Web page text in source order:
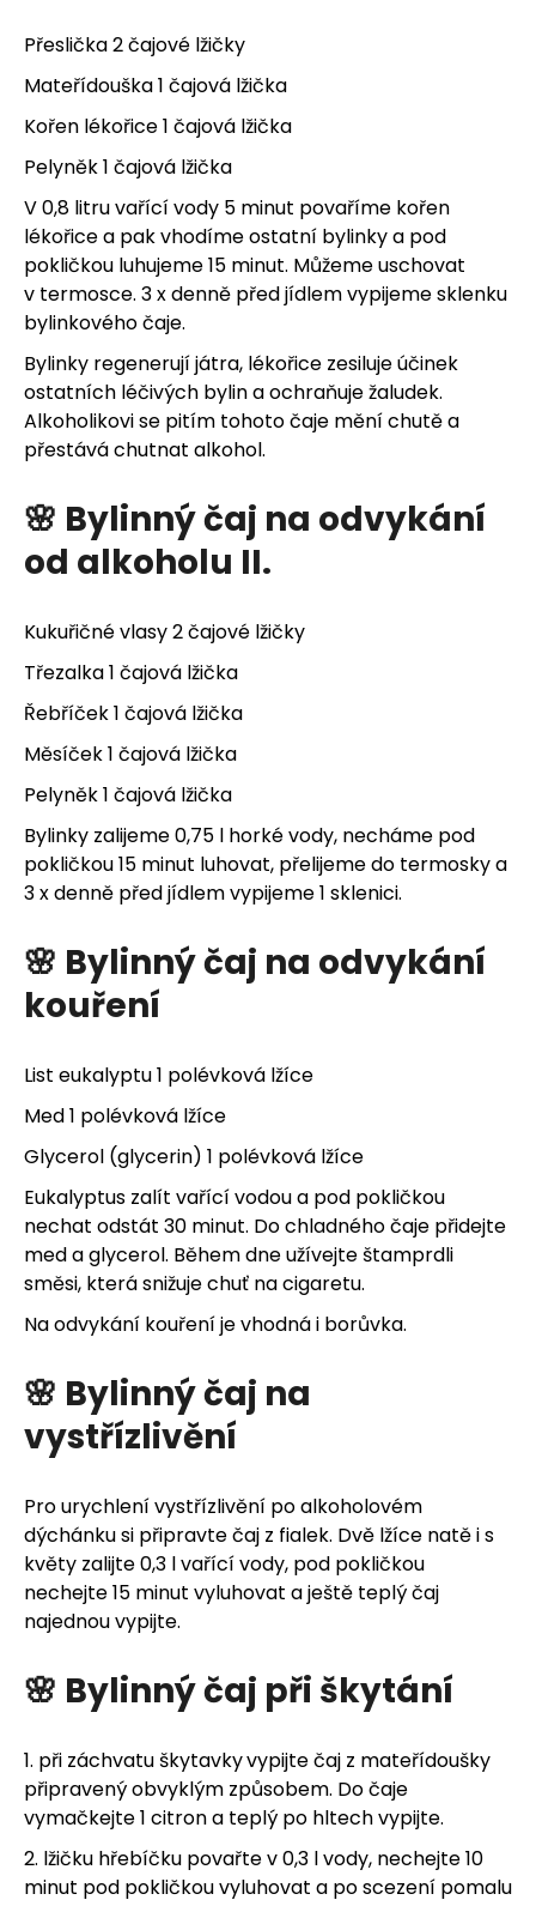
Přeslička 2 čajové lžičky
Mateřídouška 1 čajová lžička
Kořen lékořice 1 čajová lžička
Pelyněk 1 čajová lžička
V 0,8 litru vařící vody 5 minut povaříme kořen
lékořice a pak vhodíme ostatní bylinky a pod
pokličkou luhujeme 15 minut. Můžeme uschovat
v termosce. 3 x denně před jídlem vypijeme sklenku
bylinkového čaje.
Bylinky regenerují játra, lékořice zesiluje účinek
ostatních léčivých bylin a ochraňuje žaludek.
Alkoholikovi se pitím tohoto čaje mění chutě a
přestává chutnat alkohol.
🌸 Bylinný čaj na odvykání
od alkoholu II.
Kukuřičné vlasy 2 čajové lžičky
Třezalka 1 čajová lžička
Řebříček 1 čajová lžička
Měsíček 1 čajová lžička
Pelyněk 1 čajová lžička
Bylinky zalijeme 0,75 l horké vody, necháme pod
pokličkou 15 minut luhovat, přelijeme do termosky a
3 x denně před jídlem vypijeme 1 sklenici.
🌸 Bylinný čaj na odvykání
kouření
List eukalyptu 1 polévková lžíce
Med 1 polévková lžíce
Glycerol (glycerin) 1 polévková lžíce
Eukalyptus zalít vařící vodou a pod pokličkou
nechat odstát 30 minut. Do chladného čaje přidejte
med a glycerol. Během dne užívejte štamprdli
směsi, která snižuje chuť na cigaretu.
Na odvykání kouření je vhodná i borůvka.
🌸 Bylinný čaj na
vystřízlivění
Pro urychlení vystřízlivění po alkoholovém
dýchánku si připravte čaj z fialek. Dvě lžíce natě i s
květy zalijte 0,3 l vařící vody, pod pokličkou
nechejte 15 minut vyluhovat a ještě teplý čaj
najednou vypijte.
🌸 Bylinný čaj při škytání
1. při záchvatu škytavkyvypijte čaj z mateřídoušky
připravený obvyklým způsobem. Do čaje
vymačkejte 1 citron a teplý po hltech vypijte.
2. lžičku hřebíčku povařte v 0,3 l vody, nechejte 10
minut pod pokličkou vyluhovat a po scezení pomalu